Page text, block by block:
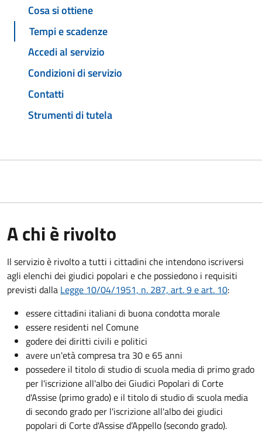
Cosa si ottiene
Tempi e scadenze
Accedi al servizio
Condizioni di servizio
Contatti
Strumenti di tutela
A chi è rivolto
Il servizio è rivolto a tutti i cittadini che intendono iscriversi
agli elenchi dei giudici popolari e che possiedono i requisiti
previsti dalla Legge 10/04/1951, n. 287, art. 9 e art. 10:
essere cittadini italiani di buona condotta morale
essere residenti nel Comune
godere dei diritti civili e politici
avere un'età compresa tra 30 e 65 anni
possedere il titolo di studio di scuola media di primo grado
per l'iscrizione all'albo dei Giudici Popolari di Corte
d'Assise (primo grado) e il titolo di studio di scuola media
di secondo grado per l'iscrizione all'albo dei giudici
popolari di Corte d'Assise d’Appello (secondo grado).